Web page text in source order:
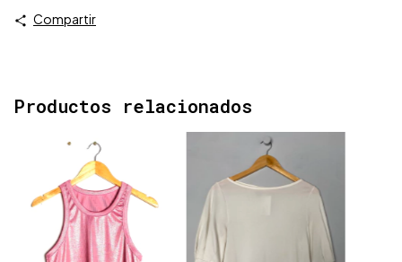
Compartir
Productos relacionados